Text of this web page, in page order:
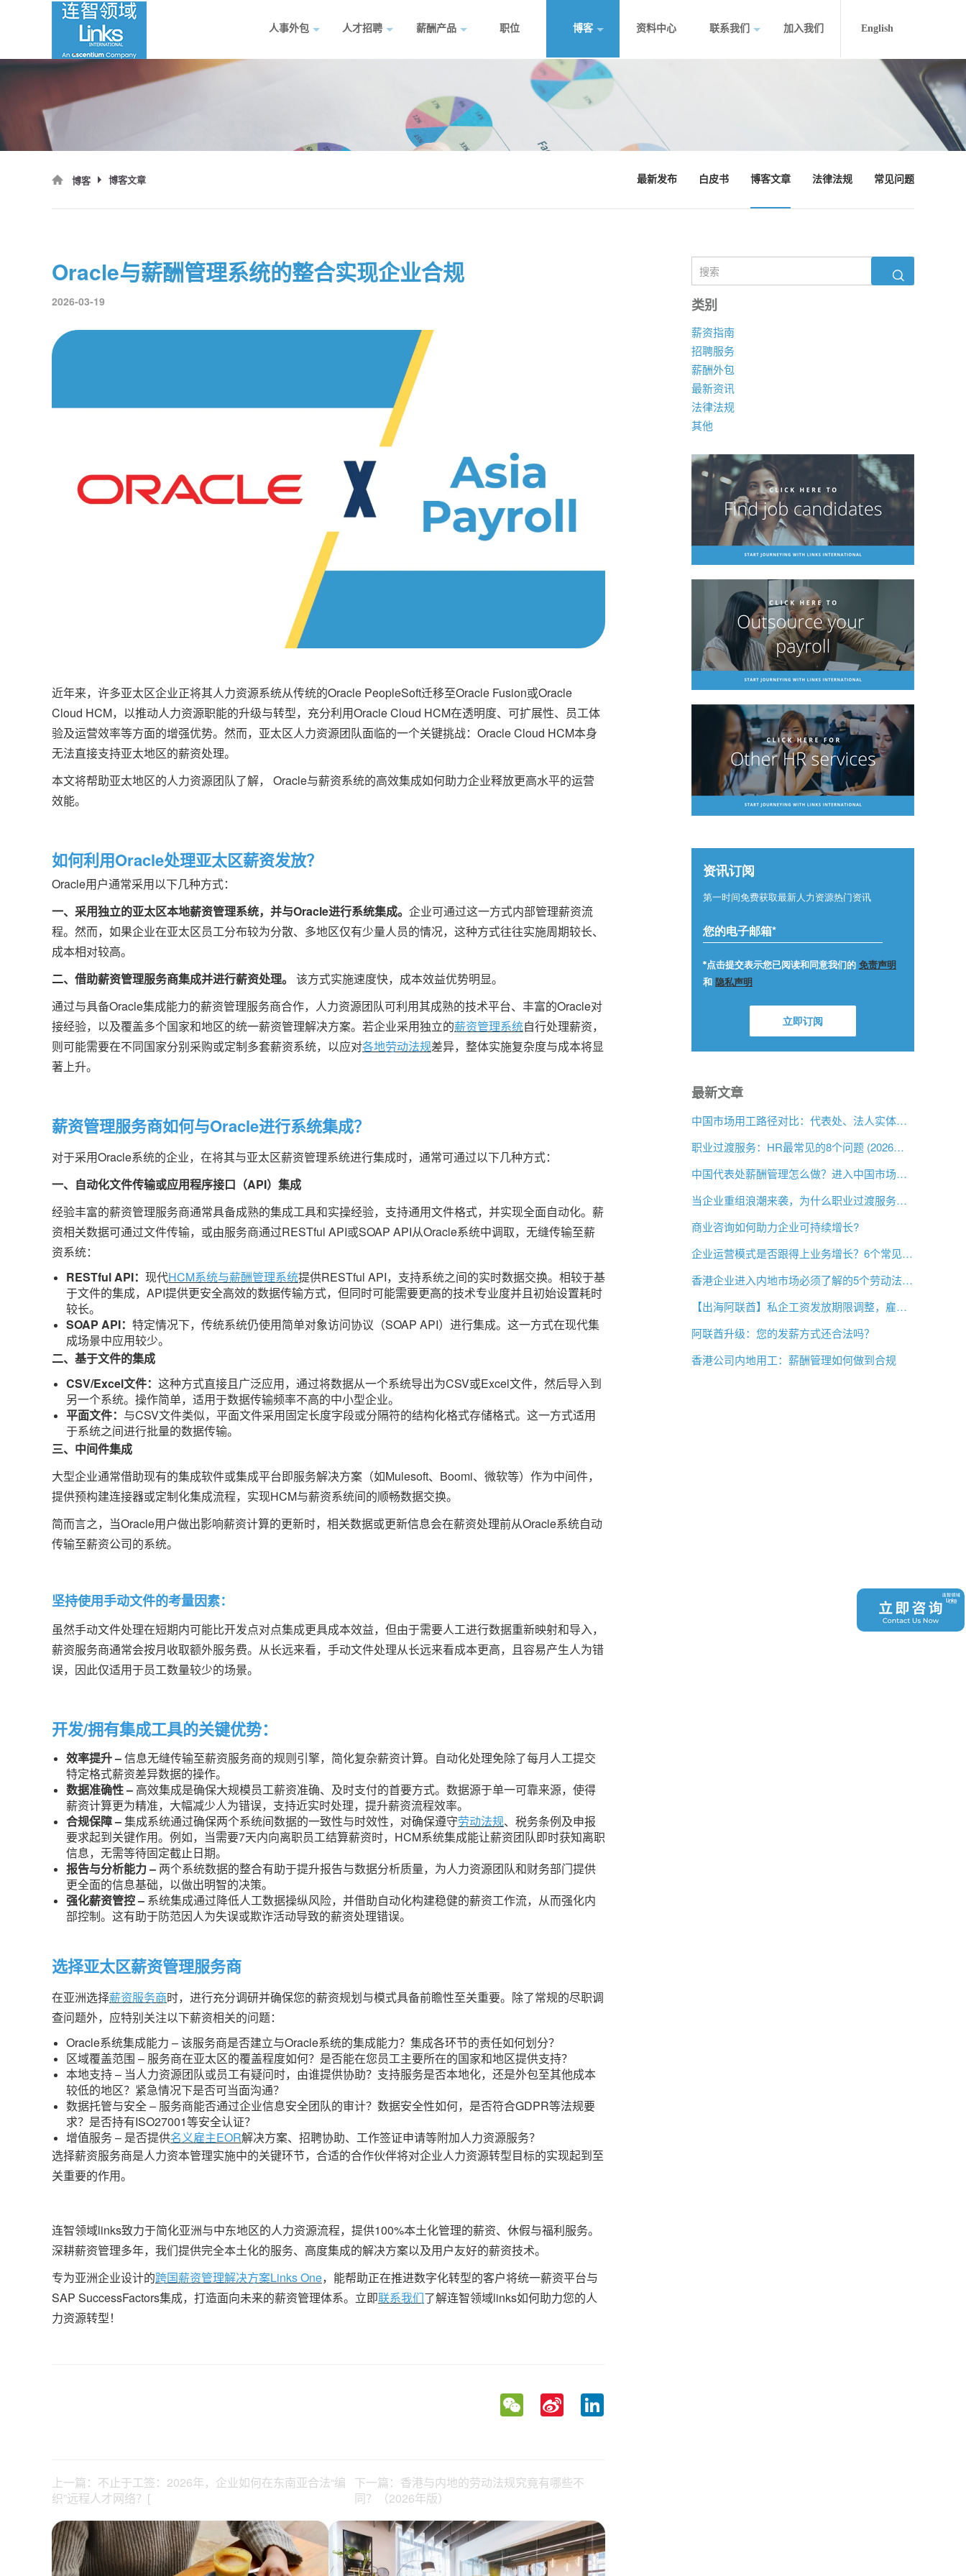
人事外包 人才招聘 薪酬产品 职位 博客 资料中心 联系我们 加入我们 English
博客 博客文章 最新发布 白皮书 博客文章 法律法规 常见问题
Oracle与薪酬管理系统的整合实现企业合规
2026-03-19
近年来，许多亚太区企业正将其人力资源系统从传统的Oracle PeopleSoft迁移至Oracle Fusion或Oracle
Cloud HCM，以推动人力资源职能的升级与转型，充分利用Oracle Cloud HCM在透明度、可扩展性、员工体
验及运营效率等方面的增强优势。然而，亚太区人力资源团队面临的一个关键挑战：Oracle Cloud HCM本身
无法直接支持亚太地区的薪资处理。
本文将帮助亚太地区的人力资源团队了解， Oracle与薪资系统的高效集成如何助力企业释放更高水平的运营
效能。
如何利用Oracle处理亚太区薪资发放？
Oracle用户通常采用以下几种方式：
一、采用独立的亚太区本地薪资管理系统，并与Oracle进行系统集成。 企业可通过这一方式内部管理薪资流
程。然而，如果企业在亚太区员工分布较为分散、多地区仅有少量人员的情况，这种方式往往实施周期较长、
成本相对较高。
二、借助薪资管理服务商集成并进行薪资处理。 该方式实施速度快，成本效益优势明显。
通过与具备Oracle集成能力的薪资管理服务商合作，人力资源团队可利用其成熟的技术平台、丰富的Oracle对
接经验，以及覆盖多个国家和地区的统一薪资管理解决方案。若企业采用独立的薪资管理系统自行处理薪资，
则可能需要在不同国家分别采购或定制多套薪资系统，以应对各地劳动法规差异，整体实施复杂度与成本将显
著上升。
薪资管理服务商如何与Oracle进行系统集成？
对于采用Oracle系统的企业，在将其与亚太区薪资管理系统进行集成时，通常可通过以下几种方式：
一、自动化文件传输或应用程序接口（API）集成
经验丰富的薪资管理服务商通常具备成熟的集成工具和实操经验，支持通用文件格式，并实现全面自动化。薪
资相关数据可通过文件传输，或由服务商通过RESTful API或SOAP API从Oracle系统中调取，无缝传输至薪
资系统：
RESTful API： 现代HCM系统与薪酬管理系统提供RESTful API，支持系统之间的实时数据交换。相较于基
于文件的集成，API提供更安全高效的数据传输方式，但同时可能需要更高的技术专业度并且初始设置耗时
较长。
SOAP API： 特定情况下，传统系统仍使用简单对象访问协议（SOAP API）进行集成。这一方式在现代集
成场景中应用较少。
二、基于文件的集成
CSV/Excel文件： 这种方式直接且广泛应用，通过将数据从一个系统导出为CSV或Excel文件，然后导入到
另一个系统。操作简单，适用于数据传输频率不高的中小型企业。
平面文件： 与CSV文件类似，平面文件采用固定长度字段或分隔符的结构化格式存储格式。这一方式适用
于系统之间进行批量的数据传输。
三、中间件集成
大型企业通常借助现有的集成软件或集成平台即服务解决方案（如Mulesoft、Boomi、微软等）作为中间件，
提供预构建连接器或定制化集成流程，实现HCM与薪资系统间的顺畅数据交换。
简而言之，当Oracle用户做出影响薪资计算的更新时，相关数据或更新信息会在薪资处理前从Oracle系统自动
传输至薪资公司的系统。
坚持使用手动文件的考量因素：
虽然手动文件处理在短期内可能比开发点对点集成更具成本效益，但由于需要人工进行数据重新映射和导入，
薪资服务商通常会按月收取额外服务费。从长远来看，手动文件处理从长远来看成本更高，且容易产生人为错
误，因此仅适用于员工数量较少的场景。
开发/拥有集成工具的关键优势：
效率提升 –信息无缝传输至薪资服务商的规则引擎，简化复杂薪资计算。自动化处理免除了每月人工提交
特定格式薪资差异数据的操作。
数据准确性 – 高效集成是确保大规模员工薪资准确、及时支付的首要方式。数据源于单一可靠来源，使得
薪资计算更为精准，大幅减少人为错误，支持近实时处理，提升薪资流程效率。
合规保障 –集成系统通过确保两个系统间数据的一致性与时效性，对确保遵守劳动法规、税务条例及申报
要求起到关键作用。例如，当需要7天内向离职员工结算薪资时，HCM系统集成能让薪资团队即时获知离职
信息，无需等待固定截止日期。
报告与分析能力 – 两个系统数据的整合有助于提升报告与数据分析质量，为人力资源团队和财务部门提供
更全面的信息基础，以做出明智的决策。
强化薪资管控 – 系统集成通过降低人工数据操纵风险，并借助自动化构建稳健的薪资工作流，从而强化内
部控制。这有助于防范因人为失误或欺诈活动导致的薪资处理错误。
选择亚太区薪资管理服务商
在亚洲选择薪资服务商时，进行充分调研并确保您的薪资规划与模式具备前瞻性至关重要。除了常规的尽职调
查问题外，应特别关注以下薪资相关的问题：
Oracle系统集成能力 – 该服务商是否建立与Oracle系统的集成能力？集成各环节的责任如何划分？
区域覆盖范围 – 服务商在亚太区的覆盖程度如何？是否能在您员工主要所在的国家和地区提供支持？
本地支持 – 当人力资源团队或员工有疑问时，由谁提供协助？支持服务是否本地化，还是外包至其他成本
较低的地区？紧急情况下是否可当面沟通？
数据托管与安全 – 服务商能否通过企业信息安全团队的审计？数据安全性如何，是否符合GDPR等法规要
求？是否持有ISO27001等安全认证？
增值服务 – 是否提供名义雇主EOR解决方案、招聘协助、工作签证申请等附加人力资源服务？
选择薪资服务商是人力资本管理实施中的关键环节，合适的合作伙伴将对企业人力资源转型目标的实现起到至
关重要的作用。
连智领域links致力于简化亚洲与中东地区的人力资源流程，提供100%本土化管理的薪资、休假与福利服务。
深耕薪资管理多年，我们提供完全本土化的服务、高度集成的解决方案以及用户友好的薪资技术。
专为亚洲企业设计的跨国薪资管理解决方案Links One，能帮助正在推进数字化转型的客户将统一薪资平台与
SAP SuccessFactors集成，打造面向未来的薪资管理体系。立即联系我们了解连智领域links如何助力您的人
力资源转型！
WeChat
Sina
Weibo
上一篇：不止于工签：2026年，企业如何在东南亚合法“编
织”远程人才网络？[
下一篇：香港与内地的劳动法规究竟有哪些不
同？（2026年版）
类别
薪资指南
招聘服务
薪酬外包
最新资讯
法律法规
其他
最新文章
中国市场用工路径对比：代表处、法人实体与 EOR，企业该如何选择？
职业过渡服务：HR最常见的8个问题 (2026年版)
中国代表处薪酬管理怎么做？进入中国市场前的用工指南
当企业重组浪潮来袭，为什么职业过渡服务比以往更重要？
商业咨询如何助力企业可持续增长?
企业运营模式是否跟得上业务增长？6个常见信号
香港企业进入内地市场必须了解的5个劳动法差异
【出海阿联酋】私企工资发放期限调整，雇主薪酬管理需要关注什么？
阿联酋升级：您的发薪方式还合法吗？
香港公司内地用工：薪酬管理如何做到合规